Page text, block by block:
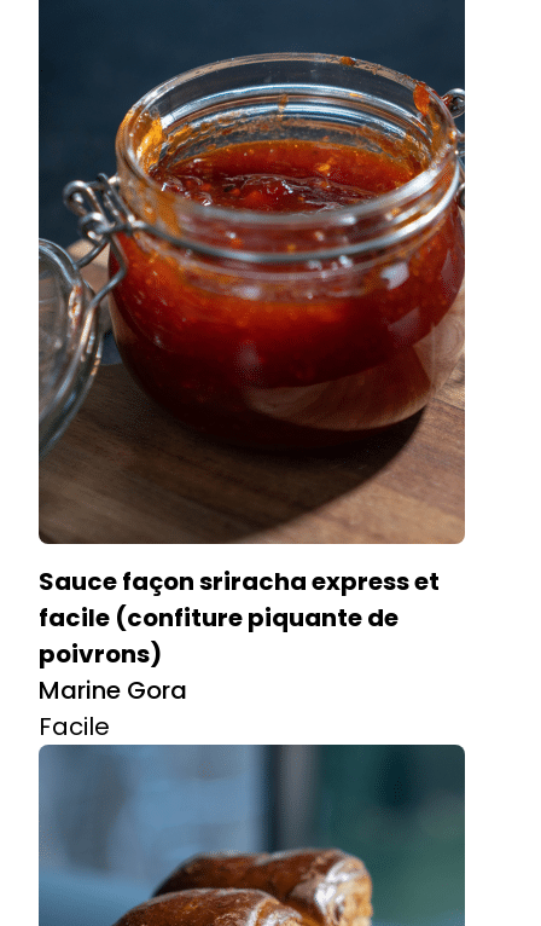
Sauce façon sriracha express et
facile (confiture piquante de
poivrons)
Marine Gora
Facile